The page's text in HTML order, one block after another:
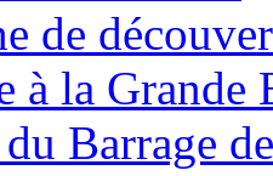
de
à la Grande
Barrage